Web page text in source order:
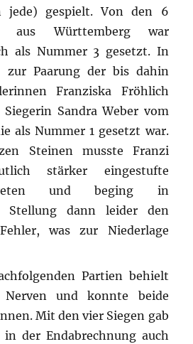
jede) gespielt. Von den 6
aus Württemberg war
als Nummer 3 gesetzt. In
zur Paarung der bis dahin
Franziska Fröhlich
Sandra Weber vom
als Nummer 1 gesetzt war.
Steinen musste Franzi
stärker eingestufte
und beging in
Stellung dann leider den
was zur Niederlage
Partien behielt
und konnte beide
Mit den vier Siegen gab
der Endabrechnung auch